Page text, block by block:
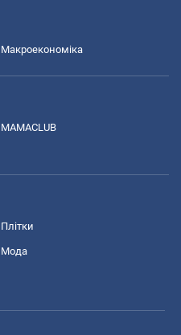
Макроекономіка
MAMACLUB
Плітки
Мода